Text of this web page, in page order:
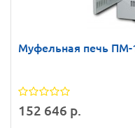
Муфельная печь ПМ-
152 646 р.